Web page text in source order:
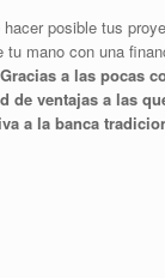
hacer posible tus
tu mano con una
Gracias a las pocas
de ventajas a las
a la banca